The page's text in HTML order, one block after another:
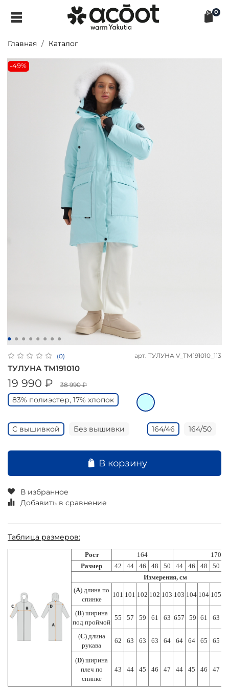
0
Главная Каталог
-49%
(0) арт. ТУЛУНА V_ТМ191010_113
ТУЛУНА ТМ191010
19 990 ₽ 38 990 ₽
83% полиэстер, 17% хлопок
С вышивкой Без вышивки 164/46 164/50
В корзину
В избранное
Добавить в сравнение
Таблица размеров:
Рост 164
170
Размер
42 44 46 48 50 44 46 48 50
Измерения, см
(А) длина по
спинке
101 101 102 102 103 103 104 104 105
(В) ширина
под проймой
55 57 59 61 63 657 59 61 63
(С) длина
рукава
62 63 63 63 64 64 64 65 65
(D) ширина
плеч по
спинке
43 44 45 46 47 44 45 46 47